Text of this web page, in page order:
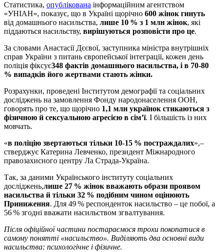
Статистика, опублікована інформаційним агентством
«УНІАН», показує, що в Україні щорічно 600 жінок гинуть
від домашнього насильства, лише 10 % з 1 млн жінок, які
піддаються насильству, вирішуються розповісти про це.
За словами Анастасії Дєєвої, заступника міністра внутрішніх
справ України з питань європейської інтеграції, кожен день
поліція фіксує348 фактів домашнього насильства, і в 70-80
% випадків його жертвами стають жінки.
Розрахунки, проведені Інститутом демографії та соціальних
досліджень на замовлення Фонду народонаселення ООН,
говорять про те, що щорічно 1,1 млн українок стикаються з
фізичною й сексуальною агресією в сім’ї. І більшість із них
мовчать.
«в поліцію звертаються тільки 10-15 % постраждалих»,–
стверджує Катерина Левченко, президент Міжнародного
правозахисного центру Ла Страда-Україна.
Так, за даними Українського інституту соціальних
досліджень,лише 27 % жінок вважають образи проявом
насильства й тільки 32 % подібним чином оцінюють
Приниження. Для 49 % респонденток насильство – це побої, а
56 % згодні вважати насильством згвалтування.
Після офіційної частини постараємося трохи покопатися в
самому понятті «насильство». Виділяють два основні види
насильства: психологічне і фізичне.